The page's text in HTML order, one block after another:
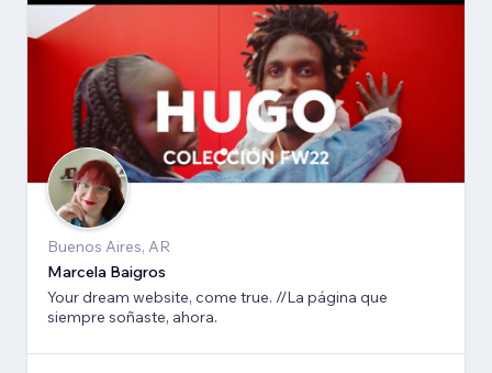
Buenos Aires, AR
Marcela Baigros
Your dream website, come true. //La página que
siempre soñaste, ahora.